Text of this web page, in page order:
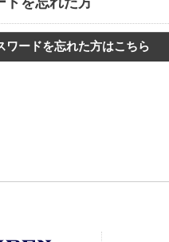
ワードを忘れた方はこちら